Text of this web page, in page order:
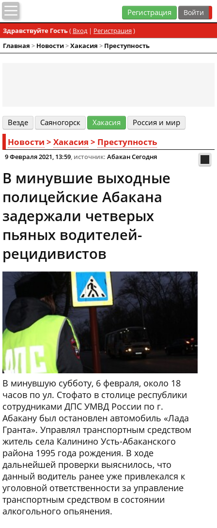
Регистрация
Здравствуйте Гость( Вход| Регистрация )
Главная > Новости>Хакасия > Преступность
Везде Cаяногорск Хакасия Россия и мир
Новости > Хакасия > Преступность
9 Февраля 2021, 13:59, источник: Абакан Сегодня
В минувшие выходные
полицейские Абакана
задержали четверых
пьяных водителей-
рецидивистов
В минувшую субботу, 6 февраля, около 18
часов по ул. Стофато в столице республики
сотрудниками ДПС УМВД России по г.
Абакану был остановлен автомобиль «Лада
Гранта». Управлял транспортным средством
житель села Калинино Усть-Абаканского
района 1995 года рождения. В ходе
дальнейшей проверки выяснилось, что
данный водитель ранее уже привлекался к
уголовной ответственности за управление
транспортным средством в состоянии
алкогольного опьянения.